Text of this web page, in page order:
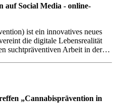
auf Social Media - online-
ist ein innovatives neues
die digitale Lebensrealität
suchtpräventiven Arbeit in der…
„Cannabisprävention in